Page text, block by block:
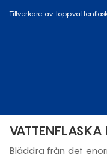
Tillverkare av
VATTENFLASKA
Bläddra från det